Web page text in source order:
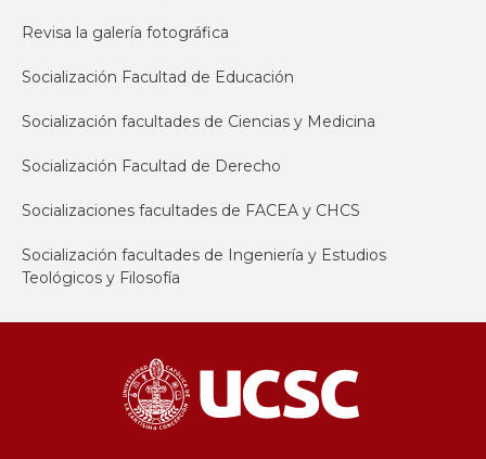
Revisa la galería fotográfica
Socialización Facultad de Educación
Socialización facultades de Ciencias y Medicina
Socialización Facultad de Derecho
Socializaciones facultades de FACEA y CHCS
Socialización facultades de Ingeniería y Estudios
Teológicos y Filosofía